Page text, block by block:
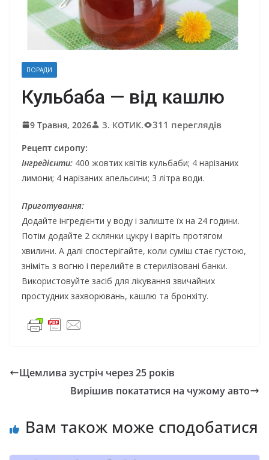
ПОРАДИ
Кульбаба — від кашлю
9 Травня, 2026 З. КОТИК. 311 переглядів
Рецепт сиропу:
Інгредієнти: 400 жовтих квітів кульбаби; 4 нарізаних
лимони; 4 нарізаних апельсини; 3 літра води.
Приготування:
Додайте інгредієнти у воду і залиште їх на 24 години.
Потім додайте 2 склянки цукру і варіть протягом
хвилини. А далі спостерігайте, коли суміш стає густою,
зніміть з вогню і перелийте в стерилізовані банки.
Використовуйте засіб для лікування звичайних
простудних захворювань, кашлю та бронхіту.
Щемлива зустріч через 25 років
Вирішив покататися на чужому авто
Вам також може сподобатися